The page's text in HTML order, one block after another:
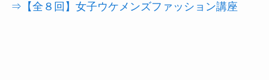
⇒【全８回】女子ウケメンズファッション講座